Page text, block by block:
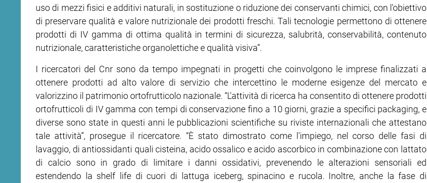
uso di mezzi fisici e additivi naturali, in sostituzione o riduzione dei conservanti chimici, con l'obiettivo
di preservare qualità e valore nutrizionale dei prodotti freschi. Tali tecnologie permettono di ottenere
prodotti di IV gamma di ottima qualità in termini di sicurezza, salubrità, conservabilità, contenuto
nutrizionale, caratteristiche organolettiche e qualità visiva”.
I ricercatori del Cnr sono da tempo impegnati in progetti che coinvolgono le imprese finalizzati a
ottenere prodotti ad alto valore di servizio che intercettino le moderne esigenze del mercato e
valorizzino il patrimonio ortofrutticolo nazionale. “L'attività di ricerca ha consentito di ottenere prodotti
ortofrutticoli di IV gamma con tempi di conservazione fino a 10 giorni, grazie a specifici packaging, e
diverse sono state in questi anni le pubblicazioni scientifiche su riviste internazionali che attestano
tale attività”, prosegue il ricercatore. “È stato dimostrato come l'impiego, nel corso delle fasi di
lavaggio, di antiossidanti quali cisteina, acido ossalico e acido ascorbico in combinazione con lattato
di calcio sono in grado di limitare i danni ossidativi, prevenendo le alterazioni sensoriali ed
estendendo la shelf life di cuori di lattuga iceberg, spinacino e rucola. Inoltre, anche la fase di